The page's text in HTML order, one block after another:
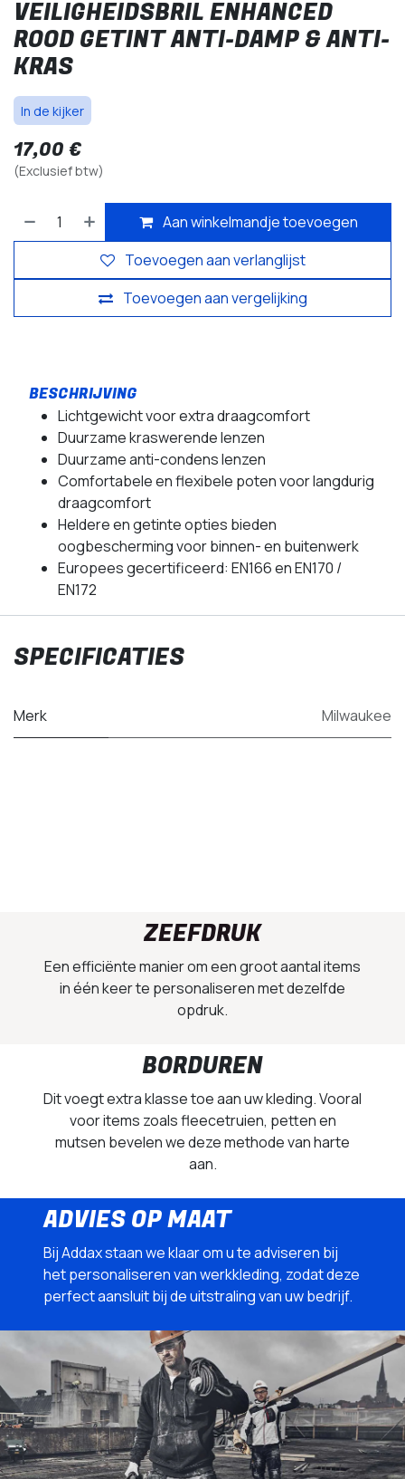
VEILIGHEIDSBRIL ENHANCED
ROOD GETINT ANTI-DAMP & ANTI-
KRAS
In de kijker
17,00 €
(Exclusief btw)
Aan winkelmandje toevoegen
Toevoegen aan vergelijking
Toevoegen aan verlanglijst
Lichtgewicht voor extra draagcomfort
Duurzame kraswerende lenzen
Duurzame anti-condens lenzen
Comfortabele en flexibele poten voor langdurig
draagcomfort
Heldere en getinte opties bieden
oogbescherming voor binnen- en buitenwerk
Europees gecertificeerd: EN166 en EN170 /
EN172
SPECIFICATIES
Merk Milwaukee
ZEEFDRUK
Een efficiënte manier om een groot aantal items
in één keer te personaliseren met dezelfde
opdruk.
BORDUREN
Dit voegt extra klasse toe aan uw kleding. Vooral
voor items zoals fleecetruien, petten en
mutsen bevelen we deze methode van harte
aan.
ADVIES OP MAAT
Bij Addax staan we klaar om u te adviseren bij
het personaliseren van werkkleding, zodat deze
perfect aansluit bij de uitstraling van uw bedrijf.